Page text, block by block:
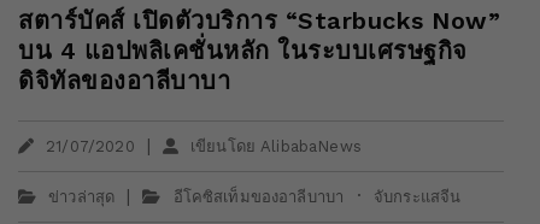
สตาร์บัคส์ เปิดตัวบริการ “Starbucks Now”
บน 4 แอปพลิเคชั่นหลัก ในระบบเศรษฐกิจ
ดิจิทัลของอาลีบาบา
21/07/2020 | เขียนโดย AlibabaNews
ข่าวล่าสุด | อีโคซิสเท็มของอาลีบาบา · จับกระแสจีน